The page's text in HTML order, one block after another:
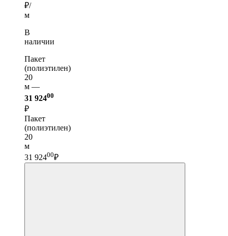
₽/
м
В
наличии
Пакет
(полиэтилен)
20
м —
31 92400
₽
Пакет
(полиэтилен)
20
м
31 92400₽